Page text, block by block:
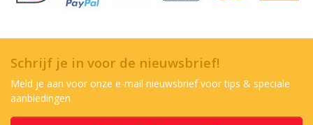
Schrijf je in voor de nieuwsbrief!
Meld je aan voor onze e-mail nieuwsbrief voor tips & speciale
aanbiedingen